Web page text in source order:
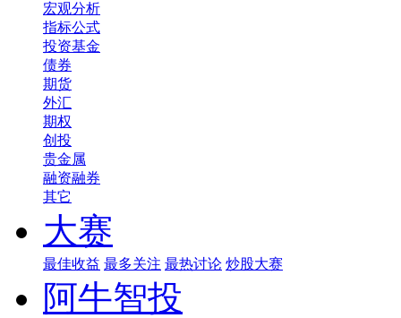
宏观分析
指标公式
投资基金
债券
期货
外汇
期权
创投
贵金属
融资融券
其它
大赛
最佳收益 最多关注 最热讨论 炒股大赛
阿牛智投